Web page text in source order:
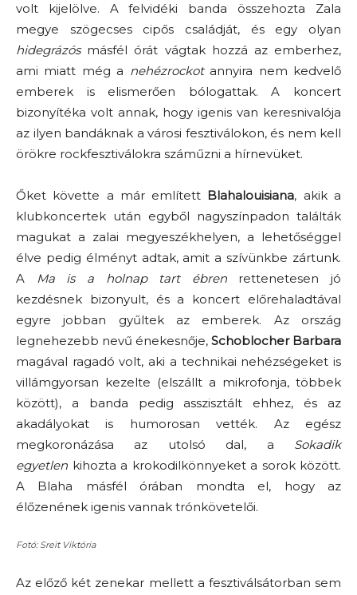
volt kijelölve. A felvidéki banda összehozta Zala
megye szögecses cipős családját, és egy olyan
hidegrázósmásfél órát vágtak hozzá az emberhez,
ami miatt még a nehézrockotannyira nem kedvelő
emberek is elismerően bólogattak. A koncert
bizonyítéka volt annak, hogy igenis van keresnivalója
az ilyen bandáknak a városi fesztiválokon, és nem kell
örökre rockfesztiválokra száműzni a hírnevüket.
Őket követte a már említett Blahalouisiana, akik a
klubkoncertek után egyből nagyszínpadon találták
magukat a zalai megyeszékhelyen, a lehetőséggel
élve pedig élményt adtak, amit a szívünkbe zártunk.
A Ma is a holnap tart ébrenrettenetesen jó
kezdésnek bizonyult, és a koncert előrehaladtával
egyre jobban gyűltek az emberek. Az ország
legnehezebb nevű énekesnője, Schoblocher Barbara
magával ragadó volt, aki a technikai nehézségeket is
villámgyorsan kezelte (elszállt a mikrofonja, többek
között), a banda pedig asszisztált ehhez, és az
akadályokat is humorosan vették. Az egész
megkoronázása az utolsó dal, a Sokadik
egyetlen kihozta a krokodilkönnyeket a sorok között.
A Blaha másfél órában mondta el, hogy az
élőzenének igenis vannak trónkövetelői.
Fotó: Sreit Viktória
Az előző két zenekar mellett a fesztiválsátorban sem